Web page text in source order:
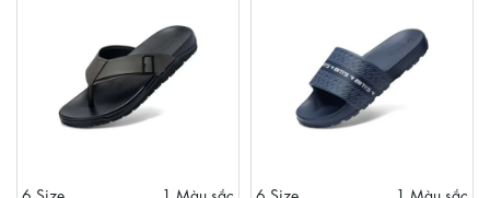
6 Size
1 Màu sắc
6 Size
1 Màu sắc